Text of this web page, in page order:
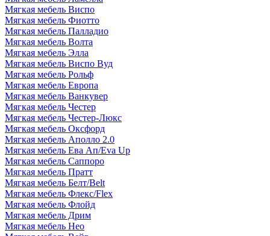
Мягкая мебель Виспо
Мягкая мебель Фиотто
Мягкая мебель Палладио
Мягкая мебель Волта
Мягкая мебель Элла
Мягкая мебель Виспо Вуд
Мягкая мебель Рольф
Мягкая мебель Европа
Мягкая мебель Ванкувер
Мягкая мебель Честер
Мягкая мебель Честер-Люкс
Мягкая мебель Оксфорд
Мягкая мебель Аполло 2.0
Мягкая мебель Ева Ап/Eva Up
Мягкая мебель Саппоро
Мягкая мебель Пратт
Мягкая мебель Белт/Belt
Мягкая мебель Флекс/Flex
Мягкая мебель Флойд
Мягкая мебель Дрим
Мягкая мебель Нео